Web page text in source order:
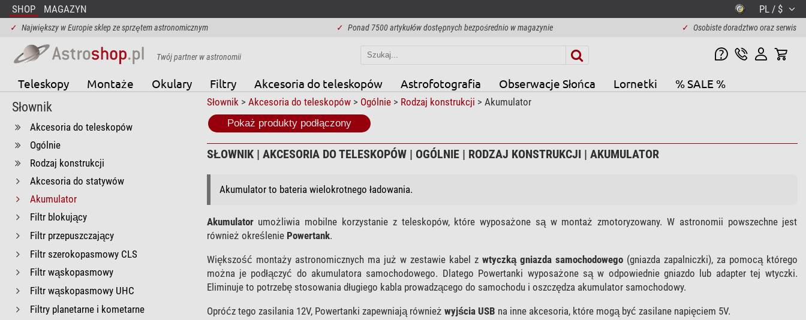
SHOP MAGAZYN PL / $
✓ Największy w Europie sklep ze sprzętem astronomicznym ✓ Ponad 7500 artykułów dostępnych bezpośrednio w magazynie ✓ Osobiste doradztwo oraz serwis
Twój partner w astronomii
Teleskopy Montaże Okulary Filtry Akcesoria do teleskopów Astrofotografia Obserwacje Słońca Lornetki % SALE %
Słownik
Akcesoria do teleskopów
Ogólnie
Rodzaj konstrukcji
Akcesoria do statywów
Akumulator
Filtr blokujący
Filtr przepuszczający
Filtr szerokopasmowy CLS
Filtr wąskopasmowy
Filtr wąskopasmowy UHC
Filtry planetarne i kometarne
Słownik > Akcesoria do teleskopów> Ogólnie> Rodzaj konstrukcji > Akumulator
Pokaż produkty podłączony
SŁOWNIK | AKCESORIA DO TELESKOPÓW | OGÓLNIE | RODZAJ KONSTRUKCJI | AKUMULATOR
Akumulator to bateria wielokrotnego ładowania.
Akumulatorumożliwia mobilne korzystanie z teleskopów, które wyposażone są w montaż zmotoryzowany. W astronomii powszechne jest
również określenie Powertank.
Większość montaży astronomicznych ma już w zestawie kabel z wtyczką gniazda samochodowego(gniazda zapalniczki), za pomocą którego
można je podłączyć do akumulatora samochodowego. Dlatego Powertanki wyposażone są w odpowiednie gniazdo lub adapter tej wtyczki.
Eliminuje to potrzebę stosowania długiego kabla prowadzącego do samochodu i oszczędza akumulator samochodowy.
Opróćz tego zasilania 12V, Powertanki zapewniają również wyjścia USB na inne akcesoria, które mogą być zasilane napięciem 5V.